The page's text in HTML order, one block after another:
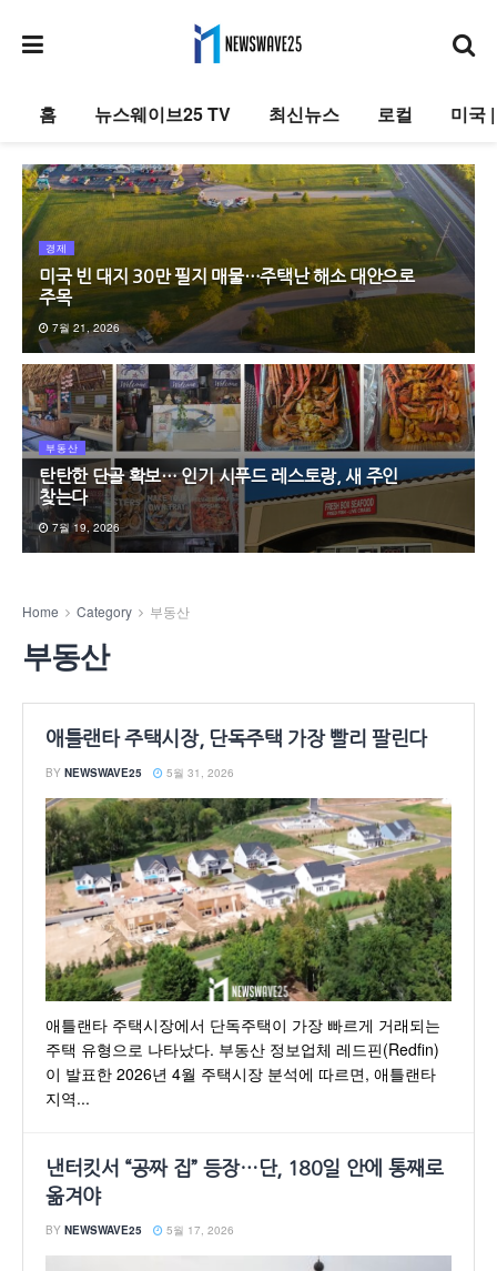
홈 뉴스웨이브25 TV 최신뉴스 로컬 미국
경제
미국 빈 대지 30만 필지 매물…주택난 해소 대안으로
주목
7월 21, 2026
부동산
탄탄한 단골 확보… 인기 시푸드 레스토랑, 새 주인
찾는다
7월 19, 2026
Home Category 부동산
부동산
애틀랜타 주택시장, 단독주택 가장 빨리 팔린다
BY NEWSWAVE25 5월 31, 2026
애틀랜타 주택시장에서 단독주택이 가장 빠르게 거래되는
주택 유형으로 나타났다. 부동산 정보업체 레드핀(Redfin)
이 발표한 2026년 4월 주택시장 분석에 따르면, 애틀랜타
지역...
낸터킷서 “공짜 집” 등장…단, 180일 안에 통째로
옮겨야
BY NEWSWAVE25 5월 17, 2026